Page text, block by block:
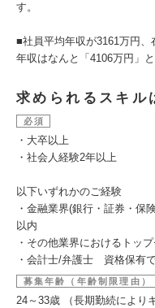
す。
■社員平均年収が3161万円
年収はなんと「4106万円」と
求められるスキル
必須
・大卒以上
・社会人経験2年以上
以下いずれかのご経験
・金融業界(銀行・証券・保
以内
・その他業界におけるトッ
・会計士/弁護士 資格保有
募集年齢（年齢制限理由）
24～33歳 （長期勤続により